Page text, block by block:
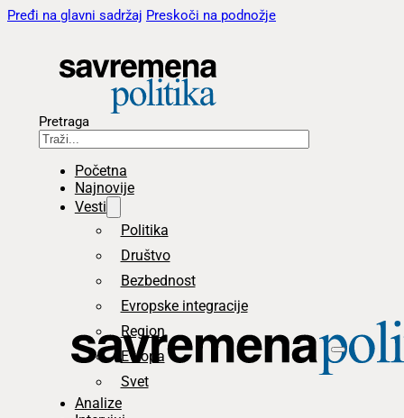
Pređi na glavni sadržaj Preskoči na podnožje
Pretraga
Početna
Najnovije
Vesti
Politika
Društvo
Bezbednost
Evropske integracije
Region
Evropa
Svet
Analize